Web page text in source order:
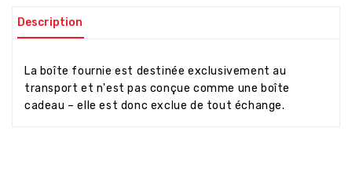
Description
La boîte fournie est destinée exclusivement au
transport et n'est pas conçue comme une boîte
cadeau – elle est donc exclue de tout échange.